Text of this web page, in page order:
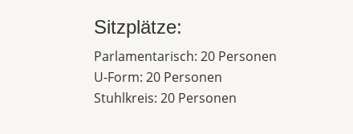
Sitzplätze:
Parlamentarisch: 20 Personen
U-Form: 20 Personen
Stuhlkreis: 20 Personen